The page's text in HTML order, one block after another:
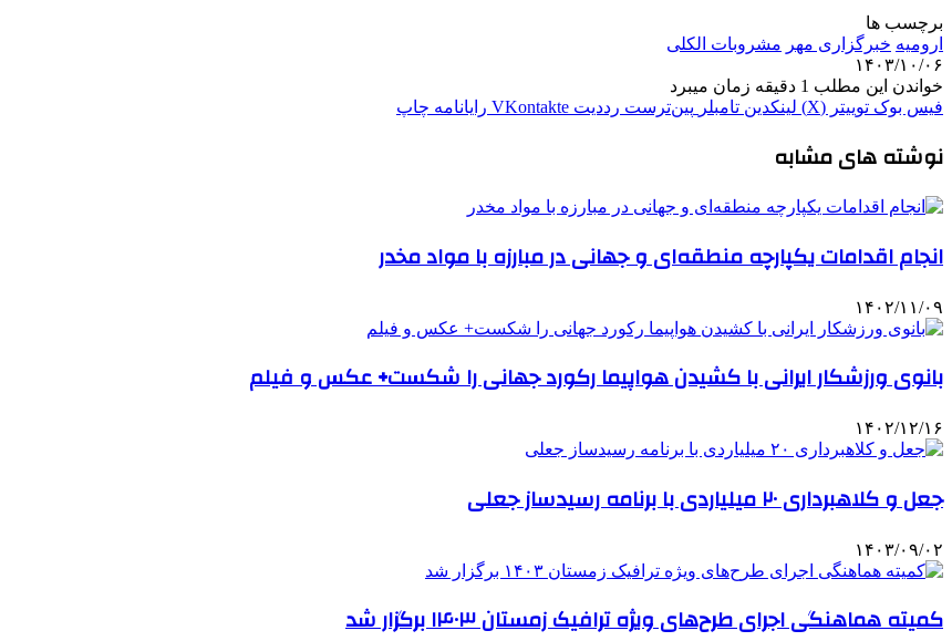
برچسب ها
ارومیه خبرگزاری مهر مشروبات الکلی
۱۴۰۳/۱۰/۰۶
خواندن این مطلب 1 دقیقه زمان میبرد
فیس بوک توییتر (X) لینکدین ‫تامبلر ‫پین‌ترست ‫رددیت ‫VKontakte رایانامه چاپ
نوشته های مشابه
انجام اقدامات یکپارچه منطقه‌ای و جهانی در مبارزه با مواد مخدر
۱۴۰۲/۱۱/۰۹
بانوی ورزشکار ایرانی با کشیدن هواپیما رکورد جهانی را شکست+ عکس و فیلم
۱۴۰۲/۱۲/۱۶
جعل و کلاهبرداری ۲۰ میلیاردی با برنامه رسیدساز جعلی
۱۴۰۳/۰۹/۰۲
کمیته هماهنگی اجرای طرح‌های ویژه ترافیک زمستان ۱۴۰۳ برگزار شد